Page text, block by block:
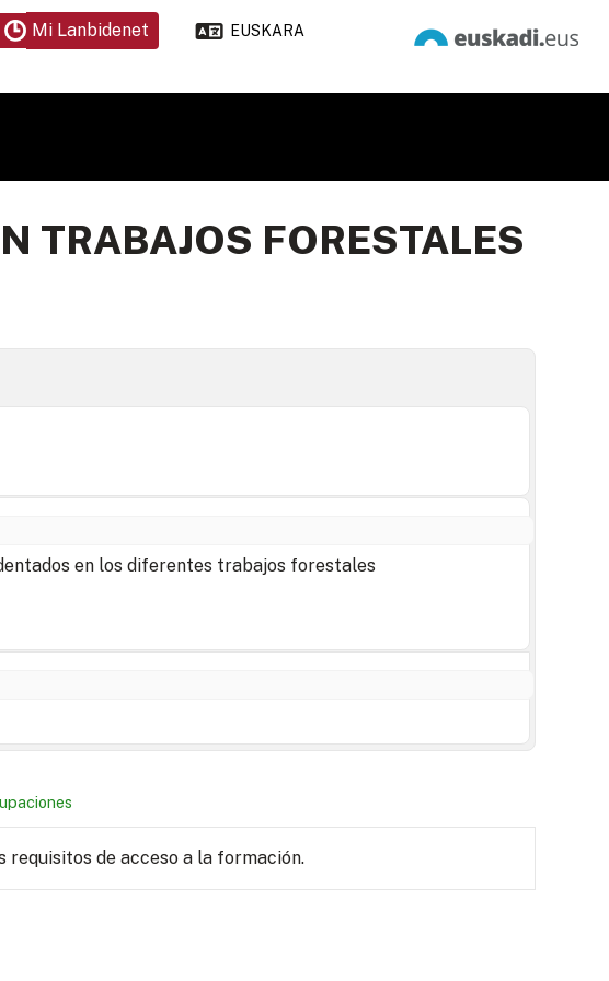
Mi Lanbidenet EUSKARA
TRABAJOS FORESTALES
en los diferentes trabajos forestales
requisitos de acceso a la formación.